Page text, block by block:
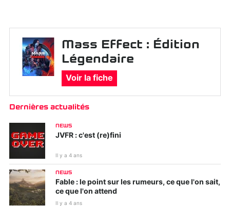
Mass Effect : Édition
Légendaire
Voir la fiche
Dernières actualités
NEWS
JVFR : c'est (re)fini
Il y a 4 ans
NEWS
Fable : le point sur les rumeurs, ce que l'on sait,
ce que l'on attend
Il y a 4 ans